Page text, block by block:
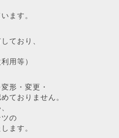
ます。
ており、
用等）
形・変更・
ておりません。
の
ます。